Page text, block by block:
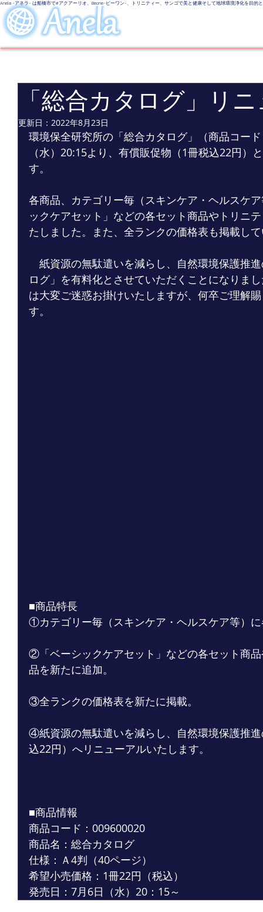
Anela -アネラ- は船橋市で#アクアーリオ、Beone-ビーワン-、トリニティー、サンゴで美と健康そして地球環境浄化
「総合カタログ」リ
更新日： 2022年8月23日
環境保全研究所の「総合カタログ」（商品コー
（水）20:15より、有償販促物（1冊税込22円）
す。
各商品、カテゴリー毎（スキンケア・ヘルスケ
ックケアセット」などの各セット商品やトリニ
たしました。また、全ランクの価格表も掲載し
紙資源の無駄遣いを減らし、自然環境保護推
ログ」を有料化とさせていただくことになりま
は大変ご迷惑お掛けいたしますが、何卒ご理解
す。
■商品特長
①カテゴリー毎（スキンケア・ヘルスケア等）
②「ベーシックケアセット」などの各セット商
品を新たに追加。
③全ランクの価格表を新たに掲載。
④紙資源の無駄遣いを減らし、自然環境保護推
込22円）へリニューアルいたします。
■商品情報
商品コード：009600020
商品名：総合カタログ
仕様：Ａ4判（40ページ）
希望小売価格：1冊22円（税込）
発売日：7月6日（水）20：15～